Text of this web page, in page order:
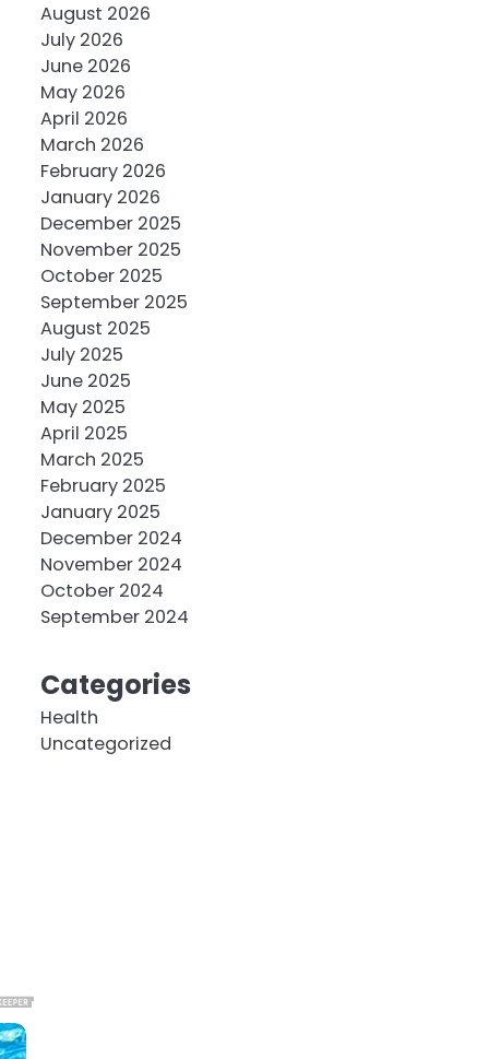
August 2026
July 2026
June 2026
May 2026
April 2026
March 2026
February 2026
January 2026
December 2025
November 2025
October 2025
September 2025
August 2025
July 2025
June 2025
May 2025
April 2025
March 2025
February 2025
January 2025
December 2024
November 2024
October 2024
September 2024
Categories
Health
Uncategorized